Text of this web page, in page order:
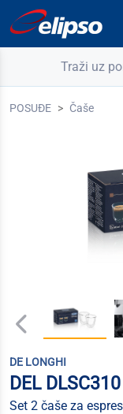
Traži uz
POSUĐE Čaše
DE LONGHI
DEL DLSC310
Set 2 čaše za